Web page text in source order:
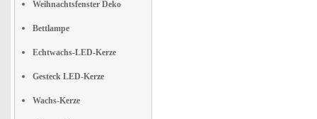
Weihnachtsfenster Deko
Bettlampe
Echtwachs-LED-Kerze
Gesteck LED-Kerze
Wachs-Kerze